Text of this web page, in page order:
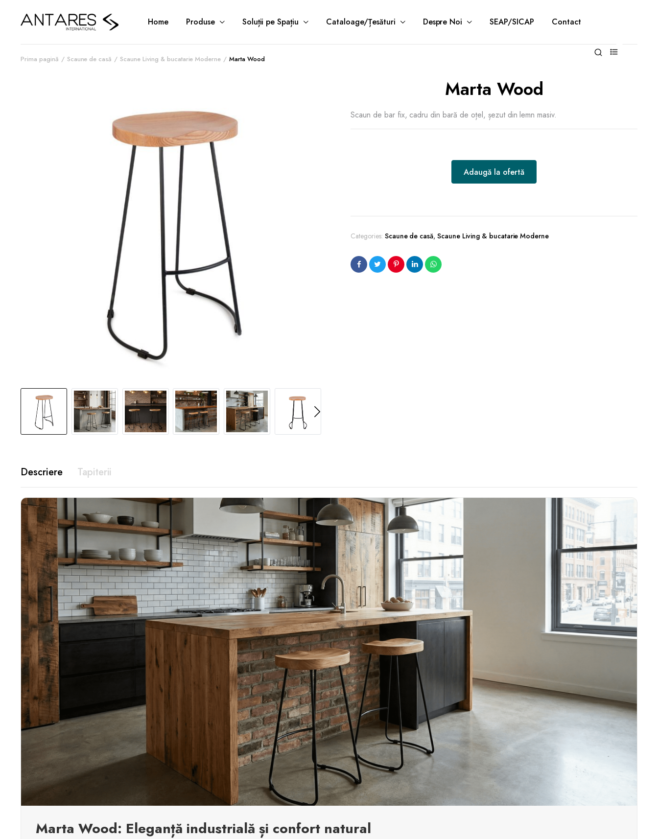
Home Produse Soluții pe Spațiu Cataloage/Țesături Despre Noi SEAP/SICAP Contact
Prima pagină Scaune de casă Scaune Living & bucatarie Moderne Marta Wood
Marta Wood
Scaun de bar fix, cadru din bară de oțel, șezut din lemn masiv.
Adaugă la ofertă
Categories: Scaune de casă,Scaune Living & bucatarie Moderne
Tapiterii
Descriere
Marta Wood: Eleganță industrială și confort natural